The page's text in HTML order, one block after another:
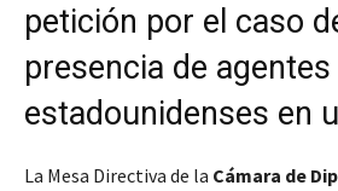
petición por el caso
presencia de agentes
estadounidenses en
La Mesa Directiva de la Cámara de